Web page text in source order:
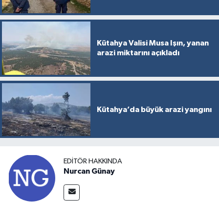
Kütahya Valisi Musa Işın, yanan
arazi miktarını açıkladı
Kütahya’da büyük arazi yangını
EDITÖR HAKKINDA
Nurcan Günay